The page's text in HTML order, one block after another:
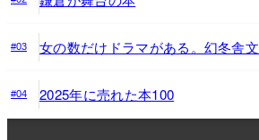
#03 女の数だけドラマがある。幻冬舎
#04 2025年に売れた本100